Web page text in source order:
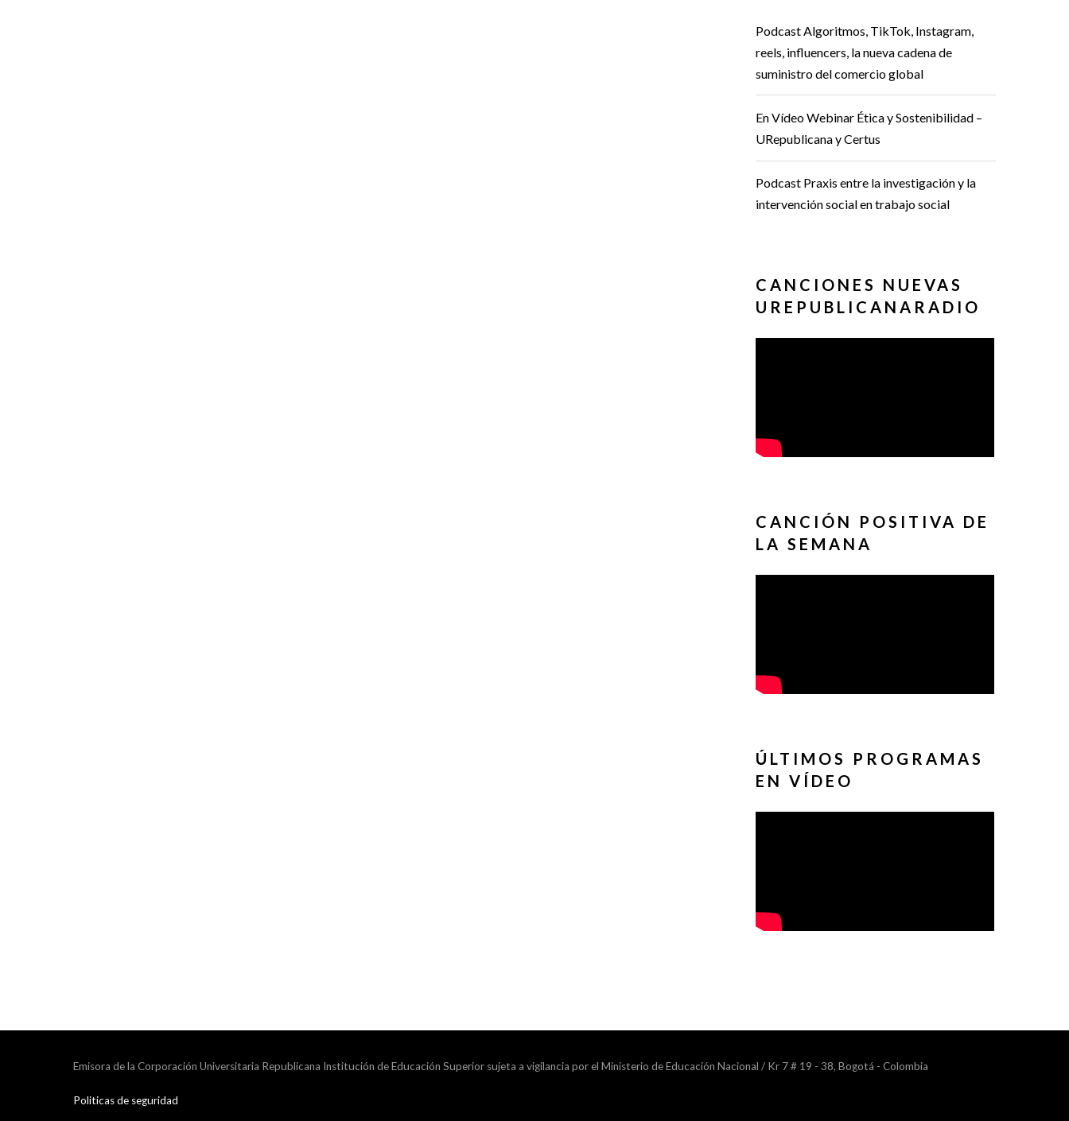
Podcast Algoritmos, TikTok, Instagram,
reels, influencers, la nueva cadena de
suministro del comercio global
En Vídeo Webinar Ética y Sostenibilidad –
URepublicana y Certus
Podcast Praxis entre la investigación y la
intervención social en trabajo social
CANCIONES NUEVAS
UREPUBLICANARADIO
CANCIÓN POSITIVA DE
LA SEMANA
ÚLTIMOS PROGRAMAS
EN VÍDEO
Emisora de la Corporación Universitaria Republicana Institución de Educación Superior sujeta a vigilancia por el Ministerio de Educación Nacional / Kr 7 # 19 - 38, Bogotá - Colombia
Politicas de seguridad